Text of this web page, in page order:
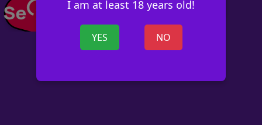
I am at least 18 years old!
YES NO
+ OGŁOSZ